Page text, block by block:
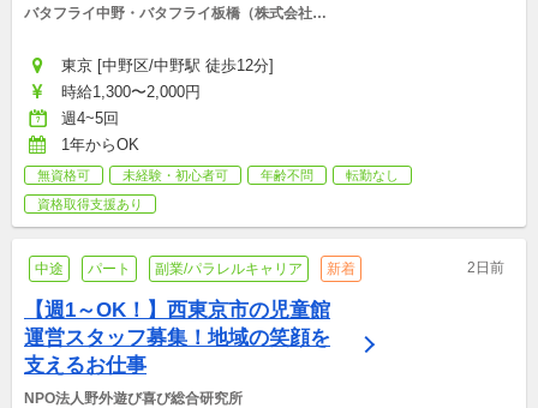
バタフライ中野・バタフライ板橋（株式会社
東京 [中野区/中野駅 徒歩12分]
時給1,300〜2,000円
週4~5回
1年からOK
無資格可 未経験・初心者可 年齢不問
転勤なし
資格取得支援あり
中途 パート 副業/パラレルキャリア 新着 2日前
【週1～OK！】西東京市の児童館
運営スタッフ募集！地域の笑顔を
支えるお仕事
NPO法人野外遊び喜び総合研究所